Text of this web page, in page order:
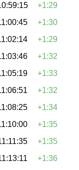
+1:29
+1:30
+1:29
+1:32
+1:33
+1:32
+1:34
+1:35
+1:35
+1:36